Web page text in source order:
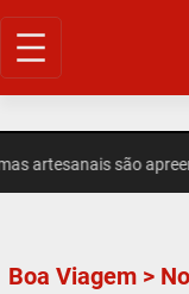
Pular
para
artesanais são
Boa Viagem >